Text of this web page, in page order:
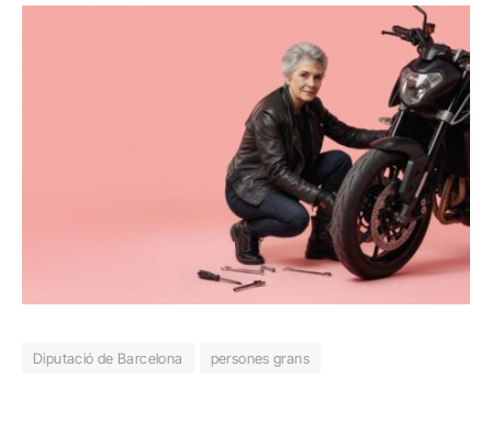
Diputació de Barcelona persones grans